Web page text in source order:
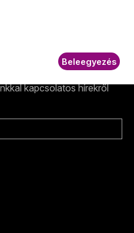
kapcsolatos hírekről
Beleegyezés